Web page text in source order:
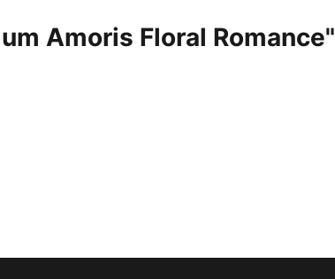
Amoris Floral Romance"